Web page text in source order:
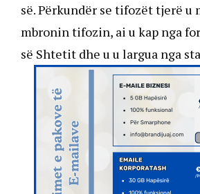
së. Përkundër se tifozët tjerë u
mbronin tifozin, ai u kap nga
së Shtetit dhe u u largua nga